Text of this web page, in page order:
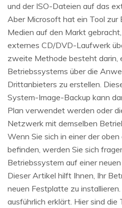
und der ISO-Dateien auf das
Aber Microsoft hat ein Tool zur
Medien auf den Markt
externes CD/DVD-Laufwerk
zweite Methode besteht darin,
Betriebssystems über die
Drittanbieters zu erstellen.
System-Image-Backup kann
Plan verwendet werden oder
Netzwerk mit demselben
Wenn Sie sich in einer der
befinden, werden Sie sich
Betriebssystem auf einer
Dieser Artikel hilft Ihnen, Ihr
neuen Festplatte zu
ausführlich erklärt. Hier sind die